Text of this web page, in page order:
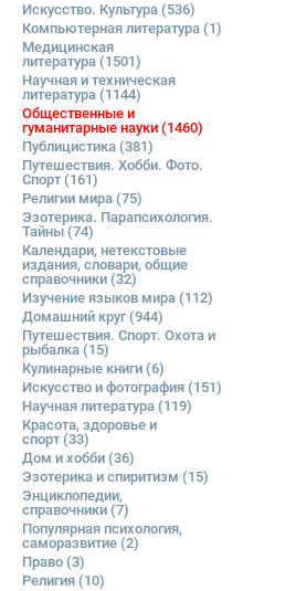
Искусство. Культура (536)
Компьютерная литература (1)
Медицинская
литература (1501)
Научная и техническая
литература (1144)
Общественные и
гуманитарные науки (1460)
Публицистика (381)
Путешествия. Хобби. Фото.
Спорт(161)
Религии мира (75)
Эзотерика. Парапсихология.
Тайны (74)
Календари, нетекстовые
издания, словари, общие
справочники (32)
Изучение языков мира (112)
Домашний круг(944)
Путешествия. Спорт. Охота и
рыбалка (15)
Кулинарные книги (6)
Искусство и фотография (151)
Научная литература (119)
Красота, здоровье и
спорт(33)
Дом и хобби (36)
Эзотерика и спиритизм (15)
Энциклопедии,
справочники (7)
Популярная психология,
саморазвитие (2)
Право (3)
Религия (10)